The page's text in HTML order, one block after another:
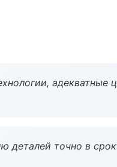
адекватные
деталей точно в